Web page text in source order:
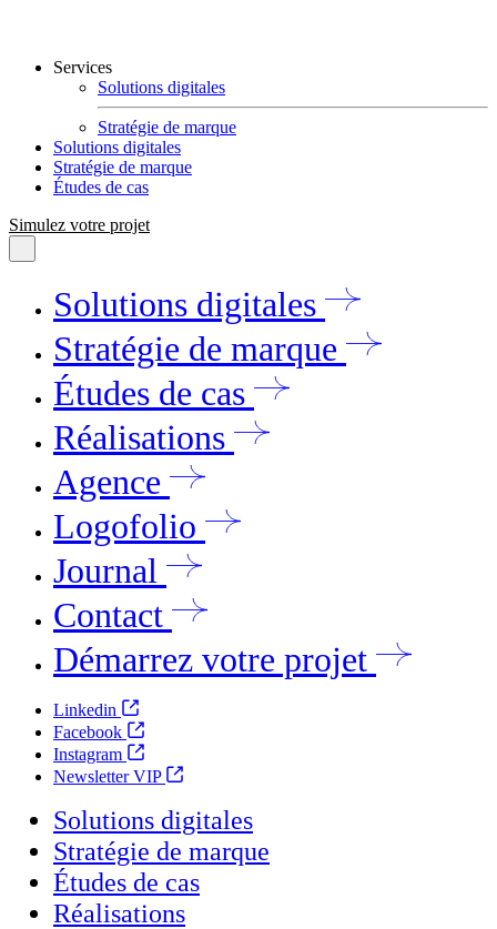
Services
Solutions digitales
Stratégie de marque
Solutions digitales
Stratégie de marque
Études de cas
Simulez votre projet
Solutions digitales
Stratégie de marque
Études de cas
Réalisations
Agence
Logofolio
Journal
Contact
Démarrez votre projet
Linkedin
Facebook
Instagram
Newsletter VIP
Solutions digitales
Stratégie de marque
Études de cas
Réalisations